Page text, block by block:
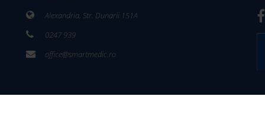
Alexandria, Str. Dunarii 151A
0247 939
office@smartmedic.ro